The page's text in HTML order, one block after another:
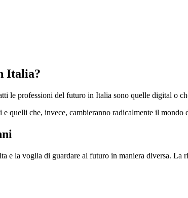
Italia?
le professioni del futuro in Italia sono quelle digital o
quelli che, invece, cambieranno radicalmente il mondo
e la voglia di guardare al futuro in maniera diversa. La